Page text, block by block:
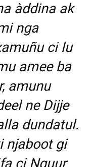
àddina ak
nga
ci lu
amee ba
amunu
ne Dijje
dundatul.
njaboot gi
ci Nguur